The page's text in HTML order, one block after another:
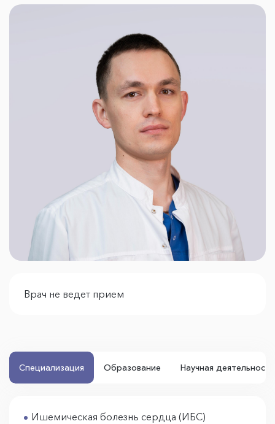
Врач не ведет прием
Специализация Образование Научная деятельность
Ишемическая болезнь сердца (ИБС)